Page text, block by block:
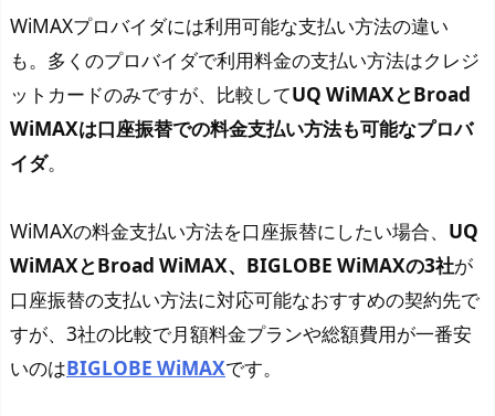
WiMAXプロバイダには利用可能な支払い方法の違い
も。多くのプロバイダで利用料金の支払い方法はクレジ
ットカードのみですが、比較してUQ WiMAXとBroad
WiMAXは口座振替での料金支払い方法も可能なプロバ
イダ。
WiMAXの料金支払い方法を口座振替にしたい場合、 UQ
WiMAXとBroad WiMAX、BIGLOBE WiMAXの3社が
口座振替の支払い方法に対応可能なおすすめの契約先で
すが、3社の比較で月額料金プランや総額費用が一番安
いのはBIGLOBE WiMAXです。